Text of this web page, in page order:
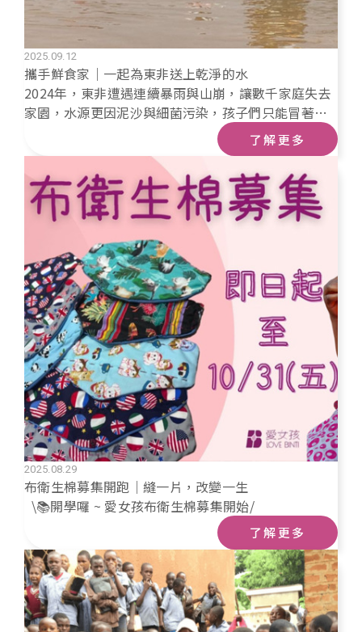
2025.09.12
攜手鮮食家｜一起為東非送上乾淨的水
2024年，東非遭遇連續暴雨與山崩，讓數千家庭失去
家園，水源更因泥沙與細菌污染，孩子們只能冒著風
險喝下渾濁的水。💧 在帳篷裡過日子的家庭，一天只
能勉強吃上一餐；💧 婦女與女孩缺乏基本生理用品，
衛生條件急遽惡化；💧 更迫切的，是缺乏安全乾淨的
飲水來源。在這樣的時刻，一個口袋濾水器，能成為
救命的工具。
了解更多
2025.08.29
布衛生棉募集開跑｜縫一片，改變一生
\📚開學囉 ~ 愛女孩布衛生棉募集開始/
了解更多